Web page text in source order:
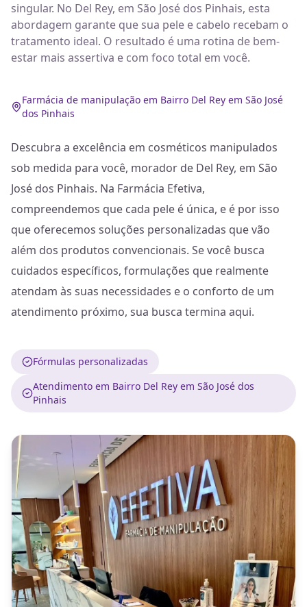
singular. No Del Rey, em São José dos Pinhais, esta
abordagem garante que sua pele e cabelo recebam o
tratamento ideal. O resultado é uma rotina de bem-
estar mais assertiva e com foco total em você.
Farmácia de manipulação em Bairro Del Rey em São José
dos Pinhais
Descubra a excelência em cosméticos manipulados
sob medida para você, morador de Del Rey, em São
José dos Pinhais. Na Farmácia Efetiva,
compreendemos que cada pele é única, e é por isso
que oferecemos soluções personalizadas que vão
além dos produtos convencionais. Se você busca
cuidados específicos, formulações que realmente
atendam às suas necessidades e o conforto de um
atendimento próximo, sua busca termina aqui.
Fórmulas personalizadas
Atendimento em Bairro Del Rey em São José dos
Pinhais